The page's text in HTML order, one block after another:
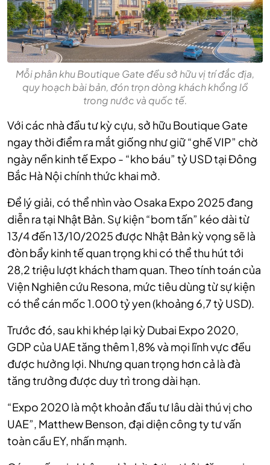
Mỗi phân khu Boutique Gate đều sở hữu vị trí đắc địa,
quy hoạch bài bản, đón trọn dòng khách khổng lồ
trong nước và quốc tế.
Với các nhà đầu tư kỳ cựu, sở hữu Boutique Gate
ngay thời điểm ra mắt giống như giữ “ghế VIP” chờ
ngày nền kinh tế Expo - “kho báu” tỷ USD tại Đông
Bắc Hà Nội chính thức khai mở.
Để lý giải, có thể nhìn vào Osaka Expo 2025 đang
diễn ra tại Nhật Bản. Sự kiện “bom tấn” kéo dài từ
13/4 đến 13/10/2025 được Nhật Bản kỳ vọng sẽ là
đòn bẩy kinh tế quan trọng khi có thể thu hút tới
28,2 triệu lượt khách tham quan. Theo tính toán của
Viện Nghiên cứu Resona, mức tiêu dùng từ sự kiện
có thể cán mốc 1.000 tỷ yen (khoảng 6,7 tỷ USD).
Trước đó, sau khi khép lại kỳ Dubai Expo 2020,
GDP của UAE tăng thêm 1,8% và mọi lĩnh vực đều
được hưởng lợi. Nhưng quan trọng hơn cả là đà
tăng trưởng được duy trì trong dài hạn.
“Expo 2020 là một khoản đầu tư lâu dài thú vị cho
UAE”, Matthew Benson, đại diện công ty tư vấn
toàn cầu EY, nhấn mạnh.